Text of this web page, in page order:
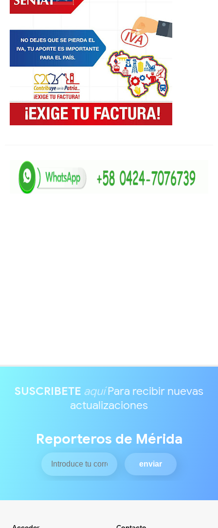
SUSCRIBETE aquíPara recibir nuevas
actualizaciones
Reporteros de Mérida